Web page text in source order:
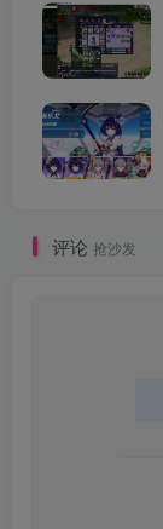
评论 抢沙发